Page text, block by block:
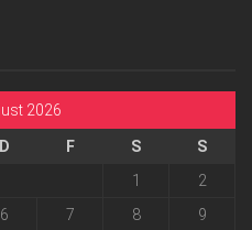
2026
D F S
S
1
2
6 7 8
9